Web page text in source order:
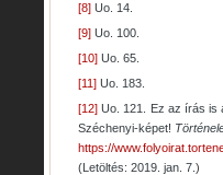
[8] Uo. 14.
[9] Uo. 100.
[10] Uo. 65.
[11] Uo. 183.
[12] Uo. 121. Ez az írás is
Széchenyi-képet!
https://
(Letöltés: 2019. jan. 7.)